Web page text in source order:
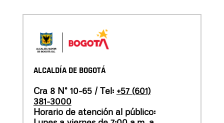
ALCALDÍA DE BOGOTÁ
Cra 8 N° 10-65 / Tel: +57 (601)
381-3000
Horario de atención al público: